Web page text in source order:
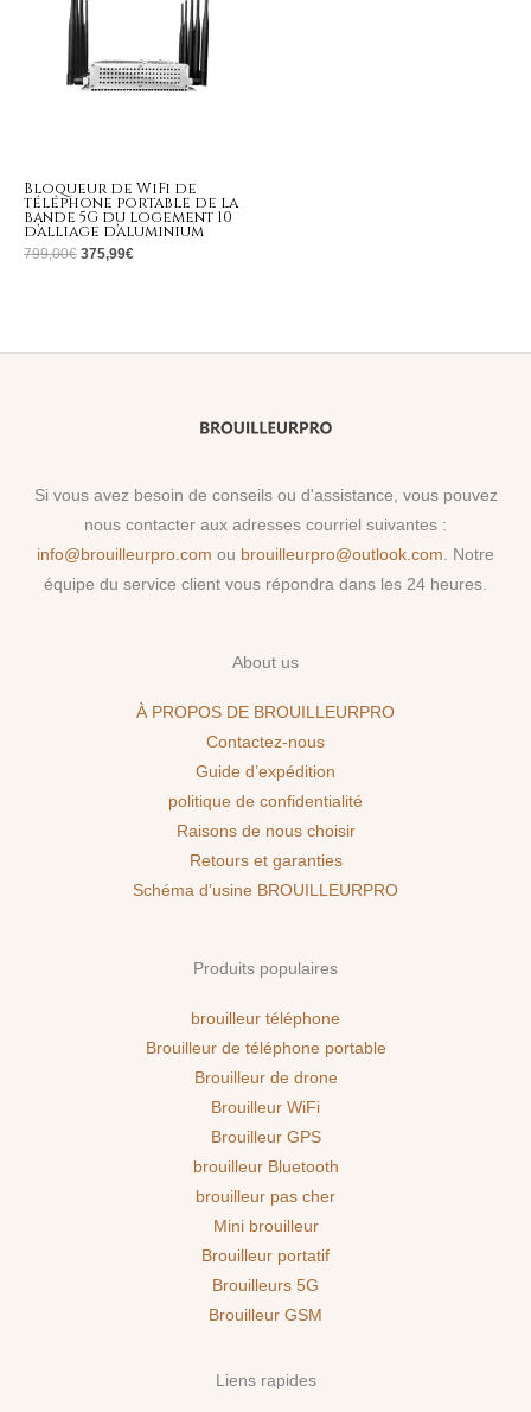
Bloqueur de WiFi de
téléphone portable de la
bande 5G du logement 10
d’alliage d’aluminium
799,00€ 375,99€
Si vous avez besoin de conseils ou d'assistance, vous pouvez
nous contacter aux adresses courriel suivantes :
info@brouilleurpro.com ou brouilleurpro@outlook.com . Notre
équipe du service client vous répondra dans les 24 heures.
About us
À PROPOS DE BROUILLEURPRO
Contactez-nous
Guide d’expédition
politique de confidentialité
Raisons de nous choisir
Retours et garanties
Schéma d’usine BROUILLEURPRO
Produits populaires
brouilleur téléphone
Brouilleur de téléphone portable
Brouilleur de drone
Brouilleur WiFi
Brouilleur GPS
brouilleur Bluetooth
brouilleur pas cher
Mini brouilleur
Brouilleur portatif
Brouilleurs 5G
Brouilleur GSM
Liens rapides